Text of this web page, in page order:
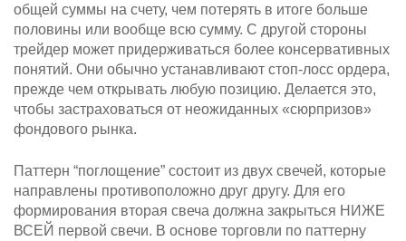
общей суммы на счету, чем потерять в итоге больше
половины или вообще всю сумму. С другой стороны
трейдер может придерживаться более консервативных
понятий. Они обычно устанавливают стоп-лосс ордера,
прежде чем открывать любую позицию. Делается это,
чтобы застраховаться от неожиданных «сюрпризов»
фондового рынка.
Паттерн “поглощение” состоит из двух свечей, которые
направлены противоположно друг другу. Для его
формирования вторая свеча должна закрыться НИЖЕ
ВСЕЙ первой свечи. В основе торговли по паттерну